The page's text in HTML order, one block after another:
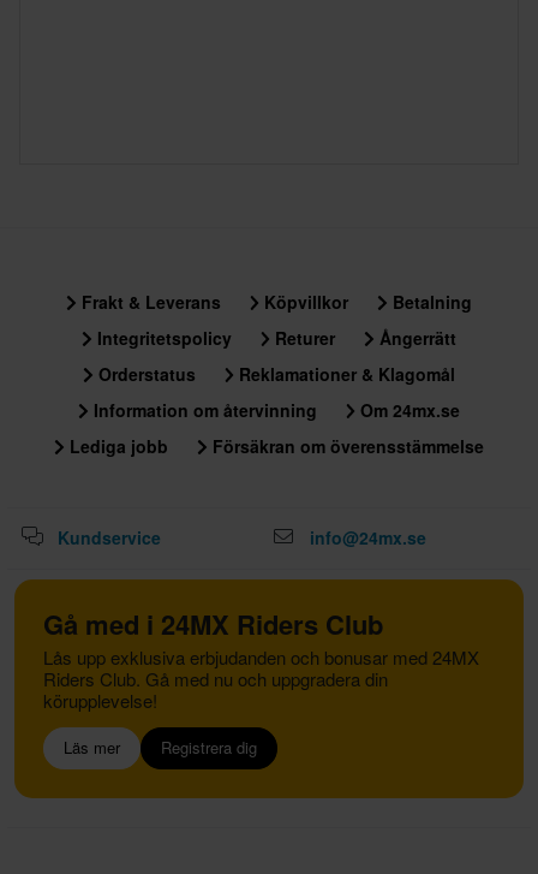
Frakt & Leverans Köpvillkor
Betalning
Integritetspolicy
Returer
Ångerrätt
Orderstatus
Reklamationer & Klagomål
Information om återvinning
Om 24mx.se
Lediga jobb
Försäkran om överensstämmelse
Kundservice info@24mx.se
Gå med i 24MX Riders Club
Lås upp exklusiva erbjudanden och bonusar med 24MX
Riders Club. Gå med nu och uppgradera din
körupplevelse!
Läs mer Registrera dig